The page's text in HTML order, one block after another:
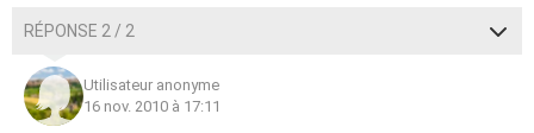
RÉPONSE 2 / 2
Utilisateur anonyme
16 nov. 2010 à 17:11